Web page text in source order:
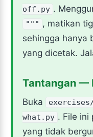
off.py .
""" , matikan
sehingga hanya
yang dicetak.
Tantangan —
Buka
what.py . File ini
yang tidak